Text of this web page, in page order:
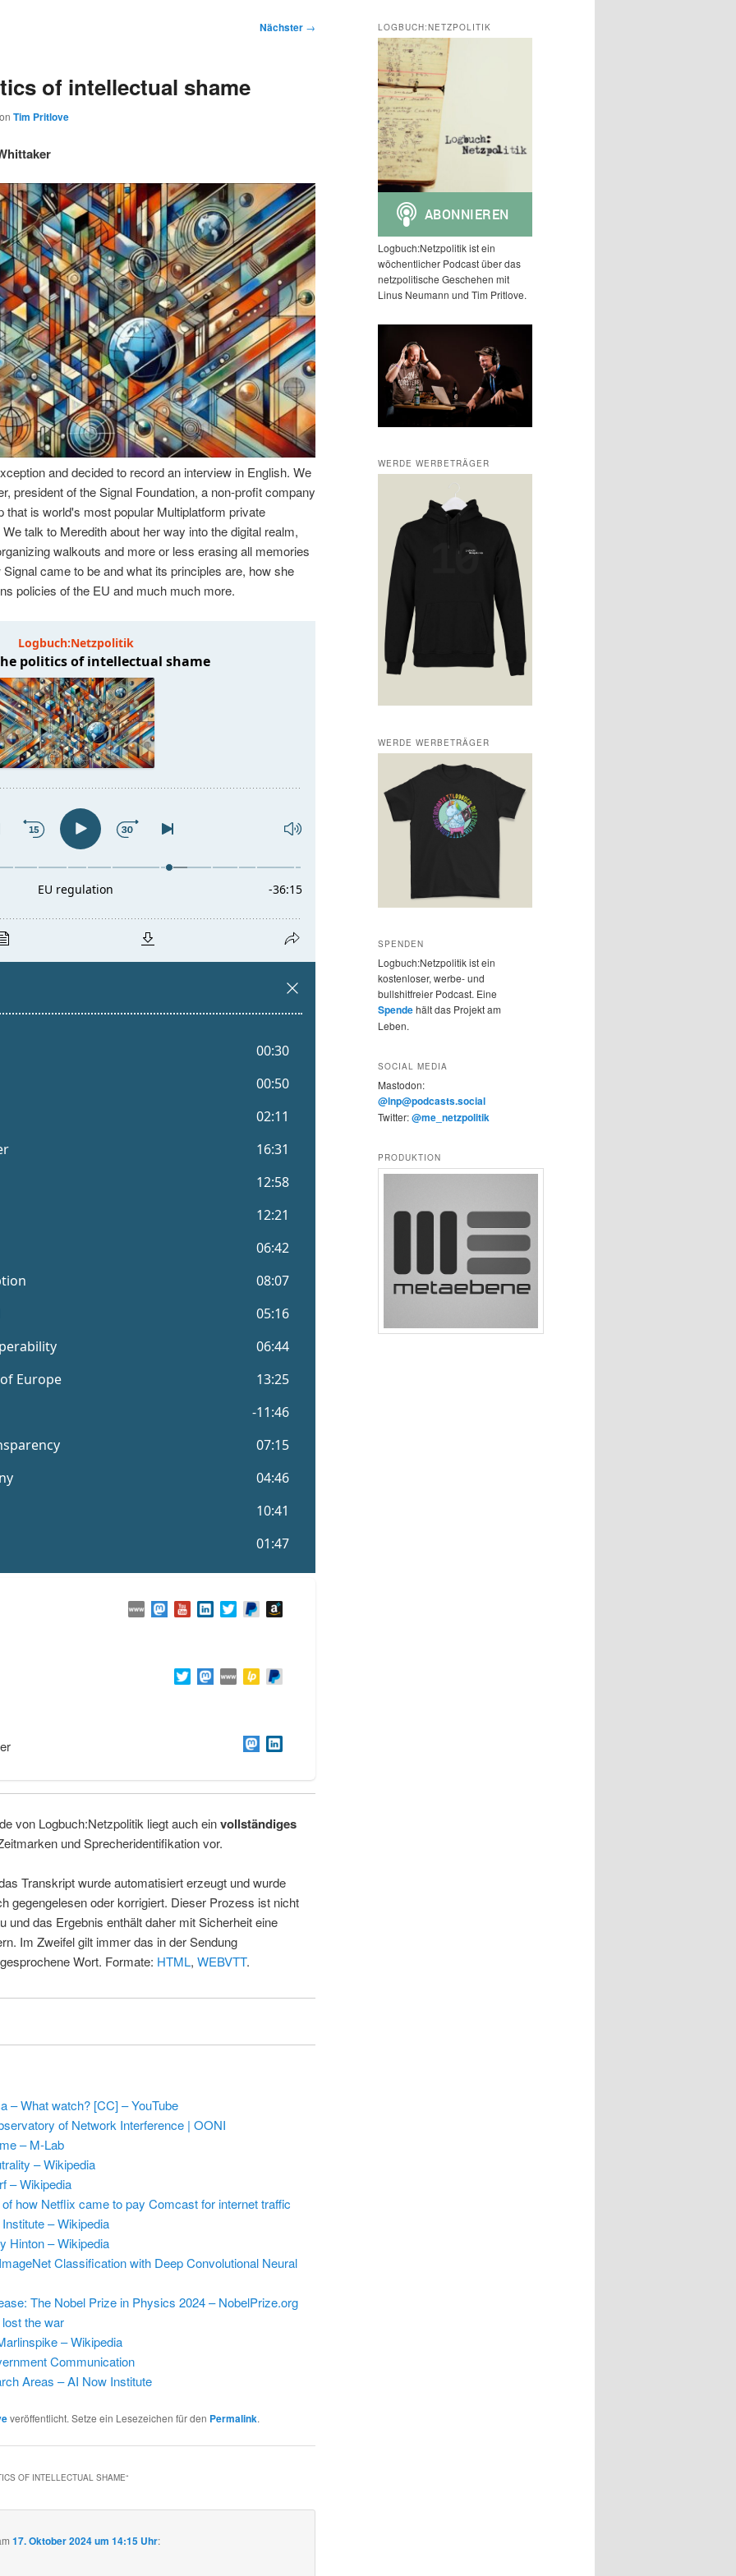
Nächster →
of intellectual shame
Tim Pritlove
and decided to record an interview in English. We
president of the Signal Foundation, a non-profit company
that is world's most popular Multiplatform private
talk to Meredith about her way into the digital realm,
walkouts and more or less erasing all memories
came to be and what its principles are, how she
policies of the EU and much much more.
von Logbuch:Netzpolitik liegt auch einvollständiges
und Sprecheridentifikation vor.
Transkript wurde automatisiert erzeugt und wurde
gegengelesen oder korrigiert. Dieser Prozess ist nicht
und das Ergebnis enthält daher mit Sicherheit eine
Im Zweifel gilt immer das in der Sendung
Wort. Formate: HTML, WEBVTT.
– What watch? [CC] – YouTube
of Network Interference | OONI
– M-Lab
– Wikipedia
– Wikipedia
how Netflix came to pay Comcast for internet traffic
– Wikipedia
Hinton – Wikipedia
ImageNet Classification with Deep Convolutional Neural
The Nobel Prize in Physics 2024 – NobelPrize.org
the war
– Wikipedia
Communication
Areas – AI Now Institute
veröffentlicht. Setze ein Lesezeichen für den Permalink.
OF INTELLECTUAL SHAME“
17. Oktober 2024 um 14:15 Uhr:
LOGBUCH:NETZPOLITIK
Logbuch:Netzpolitik ist ein
wöchentlicher Podcast über das
netzpolitische Geschehen mit
Linus Neumann und Tim Pritlove.
WERDE WERBETRÄGER
WERDE WERBETRÄGER
SPENDEN
Logbuch:Netzpolitik ist ein
kostenloser, werbe- und
bullshitfreier Podcast. Eine
Spendehält das Projekt am
Leben.
SOCIAL MEDIA
Mastodon:
@lnp@podcasts.social
Twitter:@me_netzpolitik
PRODUKTION